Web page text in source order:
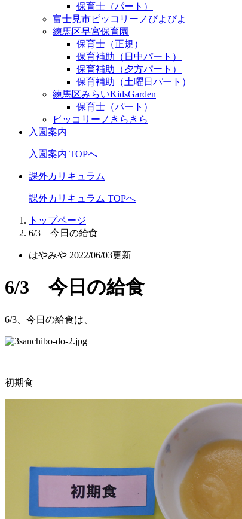
保育士（パート）
富士見市ピッコリーノぴよぴよ
練馬区早宮保育園
保育士（正規）
保育補助（日中パート）
保育補助（夕方パート）
保育補助（土曜日パート）
練馬区みらいKidsGarden
保育士（パート）
ピッコリーノきらきら
入園案内
入園案内 TOPへ
課外カリキュラム
課外カリキュラム TOPへ
トップページ
6/3 今日の給食
はやみや 2022/06/03更新
6/3 今日の給食
6/3、今日の給食は、
初期食